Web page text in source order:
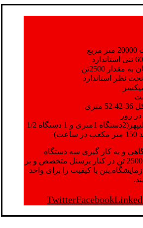
2500تن
نظر استاندارد
روز
3 دستگاه بچینگ لیپهر(2دستگاه 1متری و 1 دستگاه 1/2
و به کار گیری سه دستگاه
بچینگ پلانت با ظرفیت 2500 تن در کنار پرسنل متخصص و پر
با کیفیت را برای واحد
TwitterFacebook